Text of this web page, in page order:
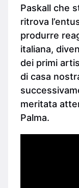
Paskall che
ritrova
produrre
italiana,
dei primi
di casa
meritata
Palma.